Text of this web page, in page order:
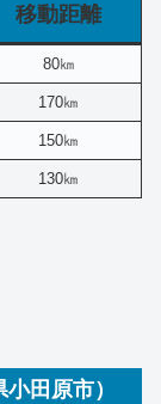
移動距離
80㎞
170㎞
150㎞
130㎞
田原市）